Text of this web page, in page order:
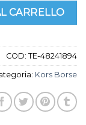
CARRELLO
COD: TE-48241894
Kors Borse